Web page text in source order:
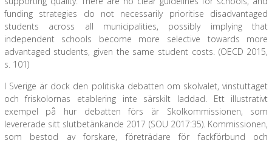
funding strategies do not necessarily prioritise disadvantaged
students across all municipalities, possibly implying that
independent schools become more selective towards more
advantaged students, given the same student costs. (OECD 2015,
s. 101)
I Sverige är dock den politiska debatten om skolvalet, vinstuttaget
och friskolornas etablering inte särskilt laddad. Ett illustrativt
exempel på hur debatten förs är Skolkommissionen, som
levererade sitt slutbetänkande 2017 (SOU 2017:35). Kommissionen,
som bestod av forskare, företrädare för fackförbund och